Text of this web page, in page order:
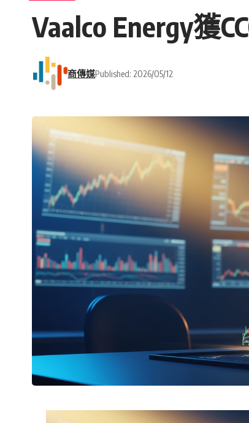
Vaalco Energy獲
商傳媒Published: 2026/05/12